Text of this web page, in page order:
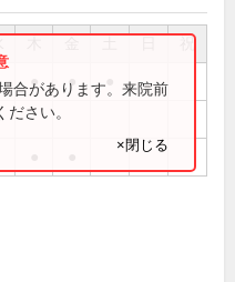
祝
● ●
合があります。来院前
さい。
×閉じる